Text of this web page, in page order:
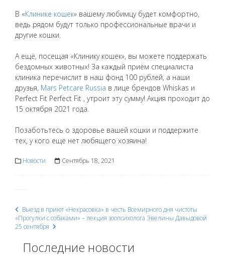
В «Клинике кошек» вашему любимцу будет комфортно,
ведь рядом будут только профессиональные врачи и
другие кошки.
А ещё, посещая «Клинику кошек», вы можете поддержать
бездомных животных! За каждый приём специалиста
клиника перечислит в наш фонд 100 рублей, а наши
друзья, Mars Petcare Russia в лице брендов Whiskas и
Perfect Fit Perfect Fit , утроит эту сумму! Акция проходит до
15 октября 2021 года.
Позаботьтесь о здоровье вашей кошки и поддержите
тех, у кого ещё нет любящего хозяина!
Новости Сентябрь 18, 2021
Post
navigation
Выезд в приют «Некрасовка» в честь Всемирного дня чистоты
«Прогулки с собаками» – лекция зоопсихолога Эвелины Давыдовой
25 сентября
Последние новости